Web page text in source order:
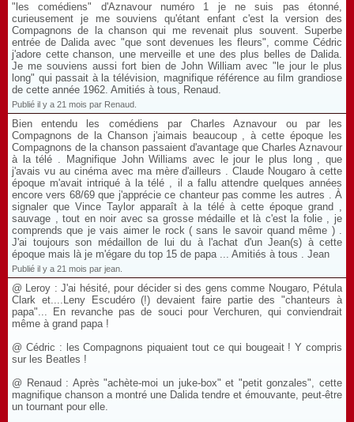
"les comédiens" d'Aznavour numéro 1 je ne suis pas étonné,
curieusement je me souviens qu'étant enfant c'est la version des
Compagnons de la chanson qui me revenait plus souvent. Superbe
entrée de Dalida avec "que sont devenues les fleurs", comme Cédric
j'adore cette chanson, une merveille et une des plus belles de Dalida.
Je me souviens aussi fort bien de John William avec "le jour le plus
long" qui passait à la télévision, magnifique référence au film grandiose
de cette année 1962. Amitiés à tous, Renaud.
Publié il y a 21 mois par Renaud.
Bien entendu les comédiens par Charles Aznavour ou par les
Compagnons de la Chanson j'aimais beaucoup , à cette époque les
Compagnons de la chanson passaient d'avantage que Charles Aznavour
à la télé . Magnifique John Williams avec le jour le plus long , que
j'avais vu au cinéma avec ma mère d'ailleurs . Claude Nougaro à cette
époque m'avait intriqué à la télé , il a fallu attendre quelques années
encore vers 68/69 que j'apprécie ce chanteur pas comme les autres . À
signaler que Vince Taylor apparaît à la télé à cette époque grand ,
sauvage , tout en noir avec sa grosse médaille et là c'est la folie , je
comprends que je vais aimer le rock ( sans le savoir quand même ) .
J'ai toujours son médaillon de lui du à l'achat d'un Jean(s) à cette
époque mais là je m'égare du top 15 de papa ... Amitiés à tous . Jean
Publié il y a 21 mois par jean.
@ Leroy : J'ai hésité, pour décider si des gens comme Nougaro, Pétula
Clark et....Leny Escudéro (!) devaient faire partie des "chanteurs à
papa"... En revanche pas de souci pour Verchuren, qui conviendrait
même à grand papa !
@ Cédric : les Compagnons piquaient tout ce qui bougeait ! Y compris
sur les Beatles !
@ Renaud : Après "achète-moi un juke-box" et "petit gonzales", cette
magnifique chanson a montré une Dalida tendre et émouvante, peut-être
un tournant pour elle.